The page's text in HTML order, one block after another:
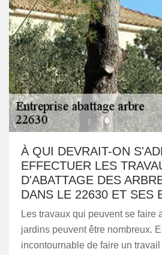
À QUI DEVRAIT-ON
EFFECTUER LES
D'ABATTAGE DES
DANS LE 22630 ET SES
Les travaux qui peuvent se faire
jardins peuvent être nombreux.
incontournable de faire un